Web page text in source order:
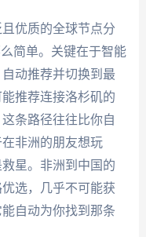
优质的全球节点分
简单。关键在于智能
动推荐并切换到最
推荐连接洛杉矶的
条路径往往比你自
非洲的朋友想玩
星。非洲到中国的
选，几乎不可能获
自动为你找到那条